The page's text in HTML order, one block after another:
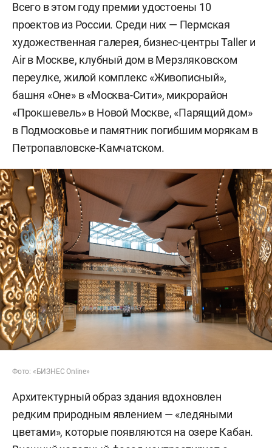
Всего в этом году премии удостоены 10
проектов из России. Среди них — Пермская
художественная галерея, бизнес-центры Taller и
Air в Москве, клубный дом в Мерзляковском
переулке, жилой комплекс «Живописный»,
башня «Оне» в «Москва-Сити», микрорайон
«Прокшевель» в Новой Москве, «Парящий дом»
в Подмосковье и памятник погибшим морякам в
Петропавловске-Камчатском.
Фото: «БИЗНЕС Online»
Архитектурный образ здания вдохновлен
редким природным явлением — «ледяными
цветами», которые появляются на озере Кабан.